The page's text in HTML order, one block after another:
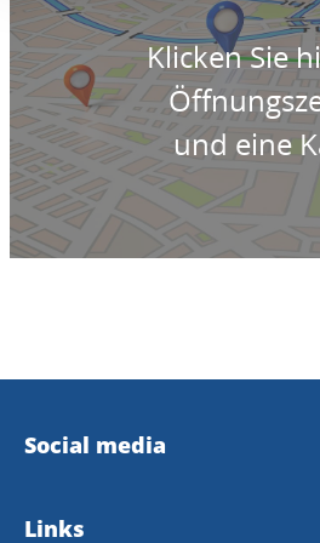
Klicken Sie
und eine
Social media
Instagram Touristinformation
Links